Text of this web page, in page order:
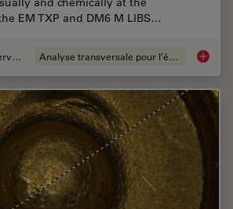
EM TXP and DM6 M LIBS…
Interviews Analyse transversale pour l’électronique